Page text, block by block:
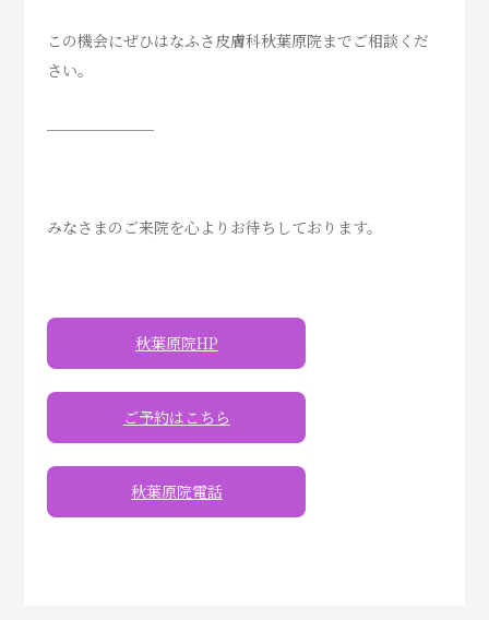
この機会にぜひはなふさ皮膚科秋葉原院までご相談くだ
さい。
みなさまのご来院を心よりお待ちしております。
秋葉原院HP
ご予約はこちら
秋葉原院電話